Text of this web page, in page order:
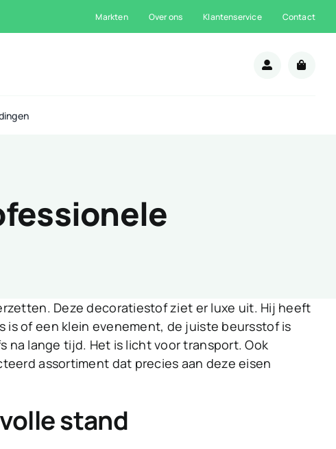
Markten Over ons Klantenservice Contact
Deze decoratiestof ziet er luxe uit. Hij heeft
of een klein evenement, de juiste beursstof is
na lange tijd. Het is licht voor transport. Ook
assortiment dat precies aan deze eisen
stand